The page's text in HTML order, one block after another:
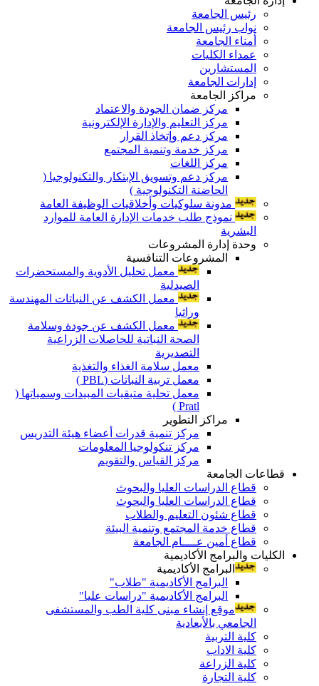
رئيس الجامعة
نواب رئيس الجامعة
أمناء الجامعة
عمداء الكليات
المستشارين
إدارات الجامعة
مراكز الجامعة
مركز ضمان الجودة والاعتماد
مركز التعليم والإدارة الإلكترونية
مركز دعم وإتخاذ القرار
مركز خدمة وتنمية المجتمع
مركز اللغات
مركز دعم وتسويق الإبتكار والتكنولوجيا (
الحاضنة التكنولوجية )
مدونة سلوكيات وأخلاقيات الوظيفة العامة
نموذج طلب خدمات الإدارة العامة للموارد
البشرية
وحدة إدارة المشروعات
المشروعات التنافسية
معمل تحليل الأدوية والمستحضرات
الصيدلية
معمل الكشف عن النباتات المهندسة
وراثيا
معمل الكشف عن جودة وسلامة
الصحة النباتية للحاصلات الزراعية
التصديرية
معمل سلامة الغذاء والتغذية
معمل تربية النباتات (PBL )
معمل تحلية متبقيات المبيدات وسمياتها (
Pratl )
مراكز التطوير
مركز تنمية قدرات أعضاء هيئة التدريس
مركز تنكولوجيا المعلومات
مركز القياس والتقويم
قطاعات الجامعة
قطاع الدراسات العليا والبحوث
قطاع الدراسات العليا والبحوث
قطاع شئون التعليم والطلاب
قطاع خدمة المجتمع وتنمية البيئة
قطاع أمين عــــام الجامعة
الكليات والبرامج الأكاديمية
البرامج الأكاديمية
البرامج الأكاديمية "طلاب"
البرامج الأكاديمية "دراسات عليا"
موقع إنشاء مبنى كلية الطب والمستشفى
الجامعي بالأبعادية
كلية التربية
كلية الاداب
كلية الزراعة
كلية التجارة